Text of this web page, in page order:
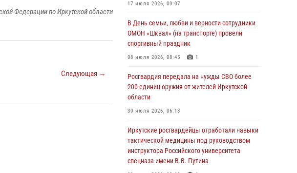
Федерации по Иркутской области
Следующая →
а не казаться»
04 августа 2026, 07:14 3
Росгвардейцы потушили загоревшийся
03 августа 2026, 04:55
Росгвардия обеспечила безопасность
03 августа 2026, 03:32
Росгвардейцы из Братска присоединились к
донорской акции «От сердца к сердцу»
17 июля 2026, 09:07
В День семьи, любви и верности сотрудники
ОМОН «Шквал» (на транспорте) провели
спортивный праздник
08 июля 2026, 08:45 1
Росгвардия передала на нужды СВО более
200 единиц оружия от жителей Иркутской
области
30 июля 2026, 06:13
Иркутские росгвардейцы отработали навыки
тактической медицины под руководством
инструктора Российского университета
спецназа имени В.В. Путина